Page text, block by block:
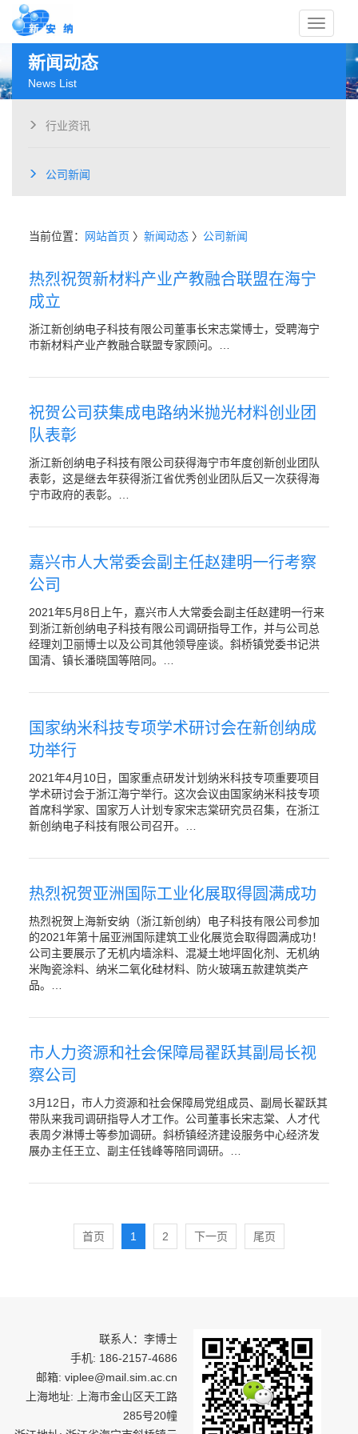
新闻动态
News List
行业资讯
公司新闻
当前位置： 网站首页 〉 新闻动态〉 公司新闻
热烈祝贺新材料产业产教融合联盟在海宁
成立
浙江新创纳电子科技有限公司董事长宋志棠博士，受聘海宁
市新材料产业产教融合联盟专家顾问。…
祝贺公司获集成电路纳米抛光材料创业团
队表彰
浙江新创纳电子科技有限公司获得海宁市年度创新创业团队
表彰，这是继去年获得浙江省优秀创业团队后又一次获得海
宁市政府的表彰。…
嘉兴市人大常委会副主任赵建明一行考察
公司
2021年5月8日上午，嘉兴市人大常委会副主任赵建明一行来
到浙江新创纳电子科技有限公司调研指导工作，并与公司总
经理刘卫丽博士以及公司其他领导座谈。斜桥镇党委书记洪
国清、镇长潘晓国等陪同。…
国家纳米科技专项学术研讨会在新创纳成
功举行
2021年4月10日，国家重点研发计划纳米科技专项重要项目
学术研讨会于浙江海宁举行。这次会议由国家纳米科技专项
首席科学家、国家万人计划专家宋志棠研究员召集，在浙江
新创纳电子科技有限公司召开。…
热烈祝贺亚洲国际工业化展取得圆满成功
热烈祝贺上海新安纳（浙江新创纳）电子科技有限公司参加
的2021年第十届亚洲国际建筑工业化展览会取得圆满成功！
公司主要展示了无机内墙涂料、混凝土地坪固化剂、无机纳
米陶瓷涂料、纳米二氧化硅材料、防火玻璃五款建筑类产
品。…
市人力资源和社会保障局翟跃其副局长视
察公司
3月12日，市人力资源和社会保障局党组成员、副局长翟跃其
带队来我司调研指导人才工作。公司董事长宋志棠、人才代
表周夕淋博士等参加调研。斜桥镇经济建设服务中心经济发
展办主任王立、副主任钱峰等陪同调研。…
首页 1 2 下一页 尾页
联系人：李博士
手机: 186-2157-4686
邮箱: viplee@mail.sim.ac.cn
上海地址: 上海市金山区天工路
285号20幢